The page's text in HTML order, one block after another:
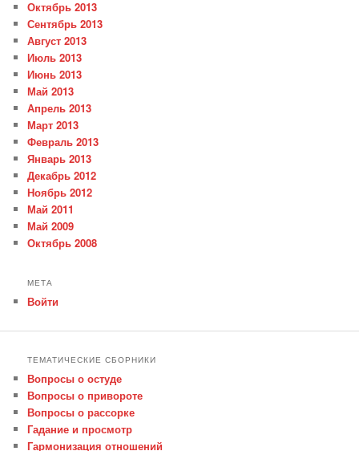
Октябрь 2013
Сентябрь 2013
Август 2013
Июль 2013
Июнь 2013
Май 2013
Апрель 2013
Март 2013
Февраль 2013
Январь 2013
Декабрь 2012
Ноябрь 2012
Май 2011
Май 2009
Октябрь 2008
МЕТА
Войти
ТЕМАТИЧЕСКИЕ СБОРНИКИ
Вопросы о остуде
Вопросы о привороте
Вопросы о рассорке
Гадание и просмотр
Гармонизация отношений